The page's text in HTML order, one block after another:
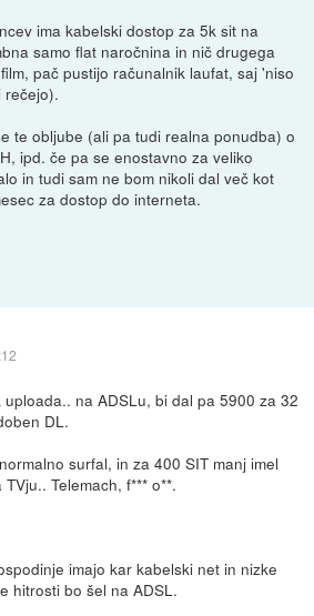
ima kabelski dostop za 5k sit na
samo flat naročnina in nič drugega
pač pustijo računalnik laufat, saj 'niso
rečejo).
te obljube (ali pa tudi realna ponudba) o
ipd. če pa se enostavno za veliko
in tudi sam ne bom nikoli dal več kot
za dostop do interneta.
na ADSLu, bi dal pa 5900 za 32
DL.
surfal, in za 400 SIT manj imel
Telemach, f*** o**.
imajo kar kabelski net in nizke
hitrosti bo šel na ADSL.